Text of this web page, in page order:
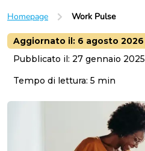
Homepage Work Pulse
Aggiornato il: 6 agosto 2026
Pubblicato il: 27 gennaio 2025
Tempo di lettura: 5 min